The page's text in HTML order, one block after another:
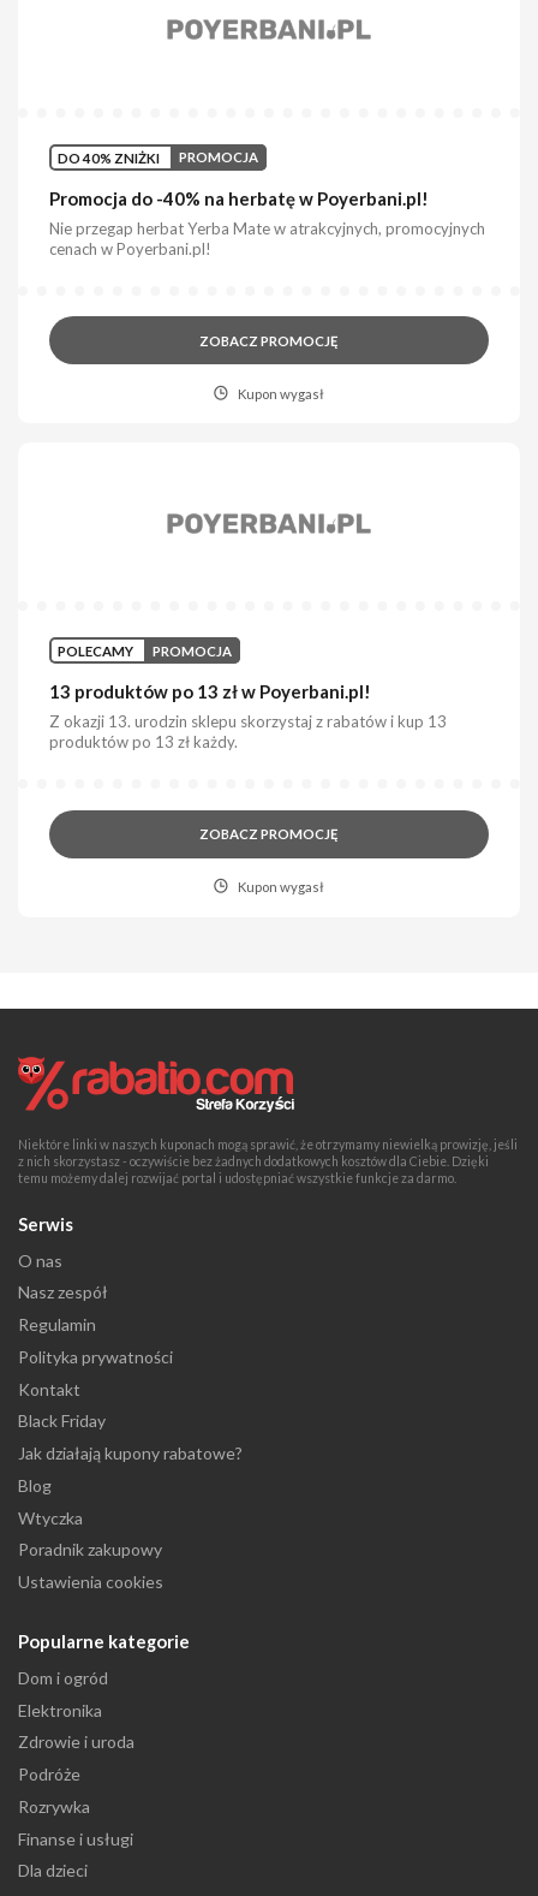
DO 40% ZNIŻKI PROMOCJA
Promocja do -40% na herbatę w Poyerbani.pl!
Nie przegap herbat Yerba Mate w atrakcyjnych, promocyjnych
cenach w Poyerbani.pl!
ZOBACZ PROMOCJĘ
Kupon wygasł
POLECAMY PROMOCJA
13 produktów po 13 zł w Poyerbani.pl!
Z okazji 13. urodzin sklepu skorzystaj z rabatów i kup 13
produktów po 13 zł każdy.
ZOBACZ PROMOCJĘ
Kupon wygasł
Niektóre linki w naszych kuponach mogą sprawić, że otrzymamy niewielką prowizję, jeśli
z nich skorzystasz - oczywiście bez żadnych dodatkowych kosztów dla Ciebie. Dzięki
temu możemy dalej rozwijać portal i udostępniać wszystkie funkcje za darmo.
Serwis
O nas
Nasz zespół
Regulamin
Polityka prywatności
Kontakt
Black Friday
Jak działają kupony rabatowe?
Blog
Wtyczka
Poradnik zakupowy
Ustawienia cookies
Popularne kategorie
Dom i ogród
Elektronika
Zdrowie i uroda
Podróże
Rozrywka
Finanse i usługi
Dla dzieci